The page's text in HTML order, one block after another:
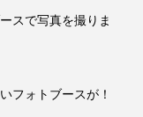
スで写真を撮りま
フォトブースが！